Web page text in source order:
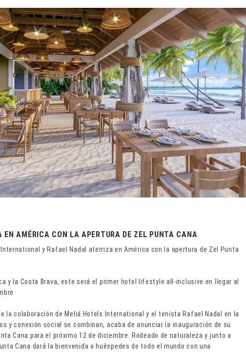
EN AMÉRICA CON LA APERTURA DE ZEL PUNTA CANA
y Rafael Nadal aterriza en América con la apertura de Zel Punta
y la Costa Brava, este será el primer hotel lifestyle all-inclusive en llegar al
la colaboración de Meliá Hotels International y el tenista Rafael Nadal en la
y conexión social se combinan, acaba de anunciar la inauguración de su
Cana para el próximo 12 de diciembre. Rodeado de naturaleza y junto a
Cana dará la bienvenida a huéspedes de todo el mundo con una